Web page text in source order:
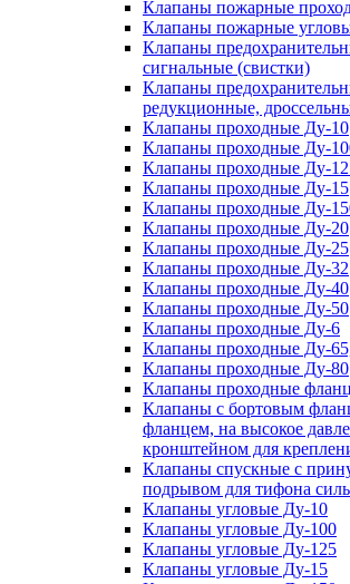
Клапаны пожарные
Клапаны пожарные
Клапаны
сигнальные (свистки)
Клапаны
редукционные,
Клапаны проходные Ду-10
Клапаны проходные Ду-
Клапаны проходные Ду-
Клапаны проходные Ду-15
Клапаны проходные Ду-
Клапаны проходные Ду-20
Клапаны проходные Ду-25
Клапаны проходные Ду-32
Клапаны проходные Ду-40
Клапаны проходные Ду-50
Клапаны проходные Ду-6
Клапаны проходные Ду-
Клапаны проходные Ду-80
Клапаны проходные
Клапаны с бортовым
фланцем, на высокое
кронштейном для
Клапаны спускные с
подрывом для тифона
Клапаны угловые Ду-10
Клапаны угловые Ду-100
Клапаны угловые Ду-125
Клапаны угловые Ду-15